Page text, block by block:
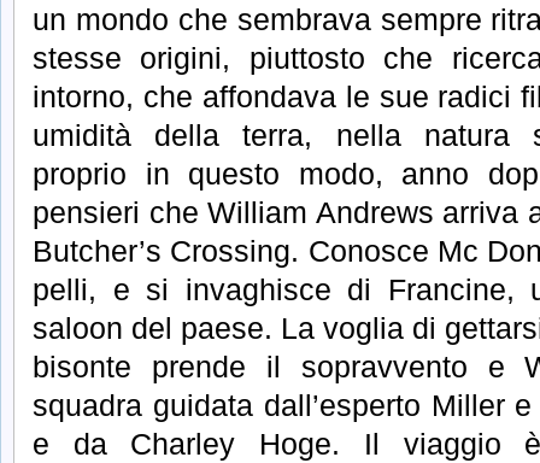
un mondo che sembrava sempre
stesse origini, piuttosto che
intorno, che affondava le sue radici
umidità della terra, nella natura
proprio in questo modo, anno
pensieri che William Andrews arriva
Butcher’s Crossing. Conosce Mc
pelli, e si invaghisce di Francine,
saloon del paese. La voglia di
bisonte prende il sopravvento e
squadra guidata dall’esperto Miller
e da Charley Hoge. Il viaggio